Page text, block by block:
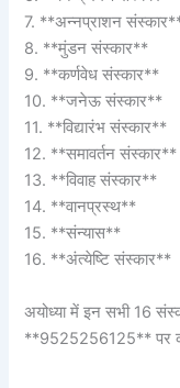
7. **अन्नप्राशन
8. **मुंडन संस्कार**
9. **कर्णवेध संस्कार**
10. **जनेऊ संस्कार**
11. **विद्यारंभ संस्कार**
12. **समावर्तन संस्कार**
13. **विवाह संस्कार**
14. **वानप्रस्थ**
15. **संन्यास**
16. **अंत्येष्टि संस्कार**
अयोध्या में इन सभी 16
**9525256125** पर